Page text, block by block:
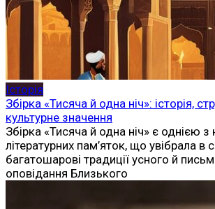
Історія
Збірка «Тисяча й одна ніч»: історія,
культурне значення
Збірка «Тисяча й одна ніч» є однією
літературних пам’яток, що увібрала в
багатошарові традиції усного й
оповідання Близького